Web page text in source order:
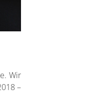
Wir
–